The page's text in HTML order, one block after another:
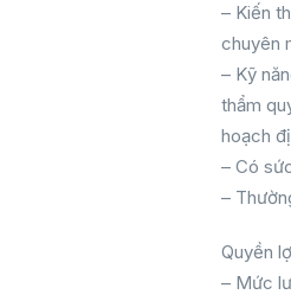
– Kiến
chuyên
– Kỹ
thẩm
hoạch
– Có
–
Quyền
– Mức